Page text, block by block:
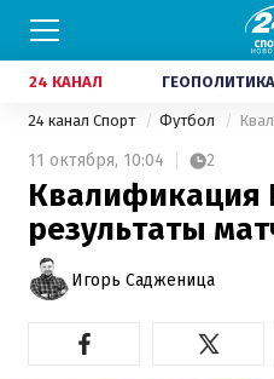
24 КАНАЛ ГЕОПОЛИТИКА
24 канал Спорт Футбол
11 октября, 10:04 2
Квалификация
результаты
Игорь Садженица